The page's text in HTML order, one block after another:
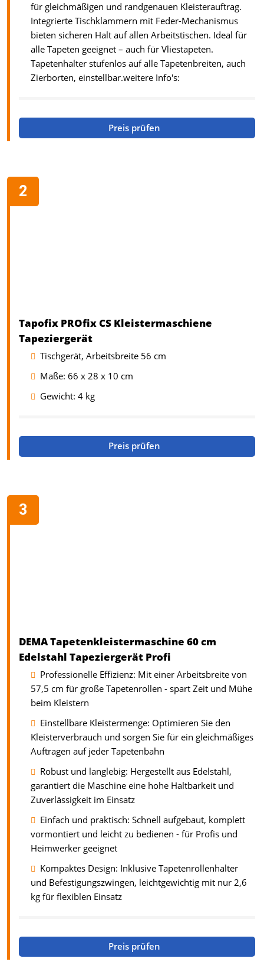
für gleichmäßigen und randgenauen Kleisterauftrag.
Integrierte Tischklammern mit Feder-Mechanismus
bieten sicheren Halt auf allen Arbeitstischen. Ideal für
alle Tapeten geeignet – auch für Vliestapeten.
Tapetenhalter stufenlos auf alle Tapetenbreiten, auch
Zierborten, einstellbar.weitere Info's:
Preis prüfen
Tapofix PROfix CS Kleistermaschiene
Tapeziergerät
Tischgerät, Arbeitsbreite 56 cm
Maße: 66 x 28 x 10 cm
Gewicht: 4 kg
Preis prüfen
DEMA Tapetenkleistermaschine 60 cm
Edelstahl Tapeziergerät Profi
Professionelle Effizienz: Mit einer Arbeitsbreite von
57,5 cm für große Tapetenrollen - spart Zeit und Mühe
beim Kleistern
Einstellbare Kleistermenge: Optimieren Sie den
Kleisterverbrauch und sorgen Sie für ein gleichmäßiges
Auftragen auf jeder Tapetenbahn
Robust und langlebig: Hergestellt aus Edelstahl,
garantiert die Maschine eine hohe Haltbarkeit und
Zuverlässigkeit im Einsatz
Einfach und praktisch: Schnell aufgebaut, komplett
vormontiert und leicht zu bedienen - für Profis und
Heimwerker geeignet
Kompaktes Design: Inklusive Tapetenrollenhalter
und Befestigungszwingen, leichtgewichtig mit nur 2,6
kg für flexiblen Einsatz
Preis prüfen